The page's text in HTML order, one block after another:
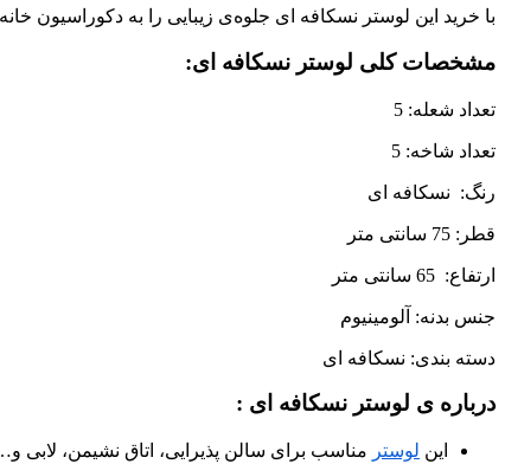
با خرید این لوستر نسکافه ای جلوه‌ی زیبایی را به دکوراسیون
مشخصات کلی لوستر نسکافه ای:
تعداد شعله: 5
تعداد شاخه: 5
رنگ: نسکافه ای
قطر: 75 سانتی متر
ارتفاع: 65 سانتی متر
جنس بدنه: آلومینیوم
دسته بندی: نسکافه ای
درباره ی لوستر نسکافه ای :
این لوستر مناسب برای سالن پذیرایی، اتاق نشیمن،